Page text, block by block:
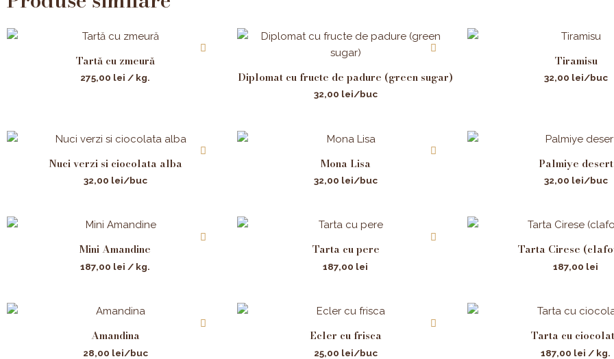
Tartă cu zmeură
275,00 lei / kg. Diplomat cu fructe de padure (green sugar)
32,00 lei/buc
Tiramisu
32,00 lei/buc
Nuci verzi si ciocolata alba
32,00 lei/buc
Mona Lisa
32,00 lei/buc
Palmiye desert
32,00 lei/buc
Mini Amandine
187,00 lei / kg.
Tarta cu pere
187,00 lei
Tarta Cirese
187,00 lei
Amandina
28,00 lei/buc
Ecler cu frisca
25,00 lei/buc
Tarta cu
187,00 lei / kg.